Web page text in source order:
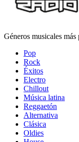
Géneros musicales más
Pop
Rock
Éxitos
Electro
Chillout
Música latina
Reggaetón
Alternativa
Clásica
Oldies